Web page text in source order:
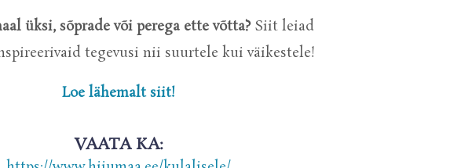
üksi, sõprade või perega ette võtta?Siit leiad
tegevusi nii suurtele kui väikestele!
Loe lähemalt siit!
VAATA KA: